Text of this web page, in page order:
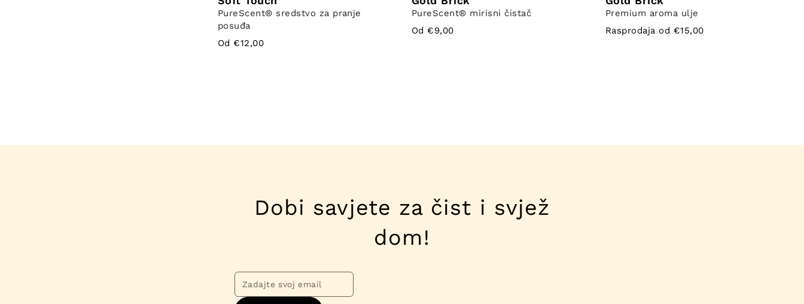
PureScent®️ sredstvo za pranje
posuđa
Od €12,00
PureScent®️ mirisni čistač
Od €9,00
Premium aroma ulje
Rasprodaja od €15,00
Dobi savjete za čist i svjež
dom!